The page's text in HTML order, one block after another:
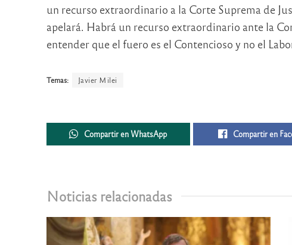
un recurso extraordinario a la Corte Suprema de
apelará. Habrá un recurso extraordinario ante la
entender que el fuero es el Contencioso y no el
Temas: Javier Milei
Compartir en WhatsApp Compartir en
Noticias relacionadas